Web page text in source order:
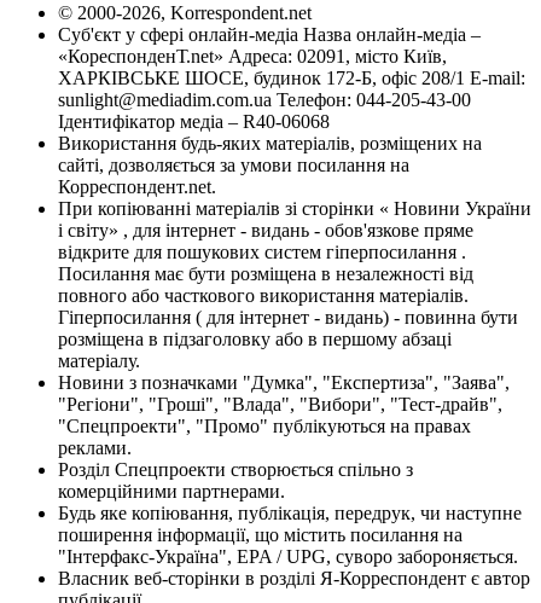
© 2000-2026, Korrespondent.net
Суб'єкт у сфері онлайн-медіа Назва онлайн-медіа –
«КореспонденТ.net» Адреса: 02091, місто Київ,
ХАРКІВСЬКЕ ШОСЕ, будинок 172-Б, офіс 208/1 E-mail:
sunlight@mediadim.com.ua Телефон: 044-205-43-00
Ідентифікатор медіа – R40-06068
Використання будь-яких матеріалів, розміщених на
сайті, дозволяється за умови посилання на
Корреспондент.net.
При копіюванні матеріалів зі сторінки « Новини України
і світу» , для інтернет - видань - обов'язкове пряме
відкрите для пошукових систем гіперпосилання .
Посилання має бути розміщена в незалежності від
повного або часткового використання матеріалів.
Гіперпосилання ( для інтернет - видань) - повинна бути
розміщена в підзаголовку або в першому абзаці
матеріалу.
Новини з позначками "Думка", "Експертиза", "Заява",
"Регіони", "Гроші", "Влада", "Вибори", "Тест-драйв",
"Спецпроекти", "Промо" публікуються на правах
реклами.
Розділ Спецпроекти створюється спільно з
комерційними партнерами.
Будь яке копіювання, публікація, передрук, чи наступне
поширення інформації, що містить посилання на
"Інтерфакс-Україна", EPA / UPG, суворо забороняється.
Власник веб-сторінки в розділі Я-Корреспондент є автор